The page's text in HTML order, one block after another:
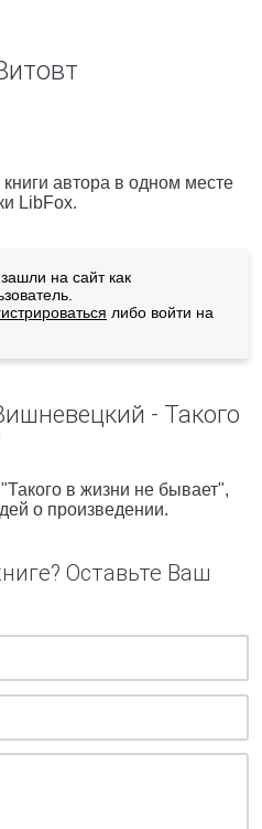
автора в одном месте
LibFox.
на сайт как
либо войти на
- Такого
в жизни не бывает",
о произведении.
Оставьте Ваш